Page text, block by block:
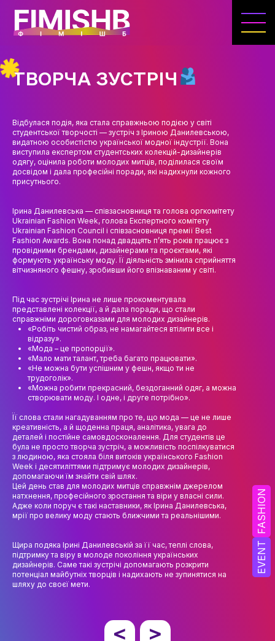
EVENT
FASHION
ГОЛОВНА
ІНДУСТРІЇ ДОЗВІЛЛЯ
ОСВІТНЯ ДІЯЛЬНІСТЬ
ОСВІТНІ ПРОГРАМИ
СИЛАБУСИ
НАУКА
НАПРЯМИ ДОСЛІДЖЕНЬ
ВИДАВНИЧА ДІЯЛЬНІСТЬ
КОНФЕРЕНЦІЇ, СЕМІНАРИ
ПІДВИЩЕННЯ КВАЛІФІКАЦІЇ
ЯКІСТЬ ОСВІТИ
АКАДЕМІЧНА ДОБРОЧЕСНІСТЬ
АКАДЕМІЧНА МОБІЛЬНІСТЬ
СПІВПРАЦЯ
КАФЕДРА ФЕШН ТА ШОУ-БІЗНЕСУ
МЕТА, ЗАВДАННЯ ТА ІСТОРІЯ КАФЕДРИ
ОСВІТНЯ ДІЯЛЬНІСТЬ
ОСВІТНІ ПРОГРАМИ
ТВОРЧА ЗУСТРІЧ
Відбулася подія, яка стала справжньою подією у світі
студентської творчості — зустріч з Іриною Данилевською,
видатною особистістю української модної індустрії. Вона
виступила експертом студентських колекцій-дизайнерів
одягу, оцінила роботи молодих митців, поділилася своїм
досвідом і дала професійні поради, які надихнули кожного
присутнього.
Ірина Данилевська — співзасновниця та голова оргкомітету
Ukrainian Fashion Week, голова Експертного комітету
Ukrainian Fashion Council і співзасновниця премії Best
Fashion Awards. Вона понад двадцять п’ять років працює з
провідними брендами, дизайнерами та проєктами, які
формують українську моду. Її діяльність змінила сприйняття
вітчизняного фешну, зробивши його впізнаваним у світі.
Під час зустрічі Ірина не лише прокоментувала
представлені колекції, а й дала поради, що стали
справжніми дороговказами для молодих дизайнерів.
«Робіть чистий образ, не намагайтеся втілити все і
відразу».
«Мода – це пропорції».
«Мало мати талант, треба багато працювати».
«Не можна бути успішним у фешн, якщо ти не
трудоголік».
«Можна робити прекрасний, бездоганний одяг, а можна
створювати моду. І одне, і друге потрібно».
Її слова стали нагадуванням про те, що мода — це не лише
креативність, а й щоденна праця, аналітика, увага до
деталей і постійне самовдосконалення. Для студентів це
була не просто творча зустріч, а можливість поспілкуватися
з людиною, яка стояла біля витоків українського Fashion
Week і десятиліттями підтримує молодих дизайнерів,
допомагаючи їм знайти свій шлях.
Цей день став для молодих митців справжнім джерелом
натхнення, професійного зростання та віри у власні сили.
Адже коли поруч є такі наставники, як Ірина Данилевська,
мрії про велику моду стають ближчими та реальнішими.
Щира подяка Ірині Данилевській за її час, теплі слова,
підтримку та віру в молоде покоління українських
дизайнерів. Саме такі зустрічі допомагають розкрити
потенціал майбутніх творців і надихають не зупинятися на
шляху до своєї мети.